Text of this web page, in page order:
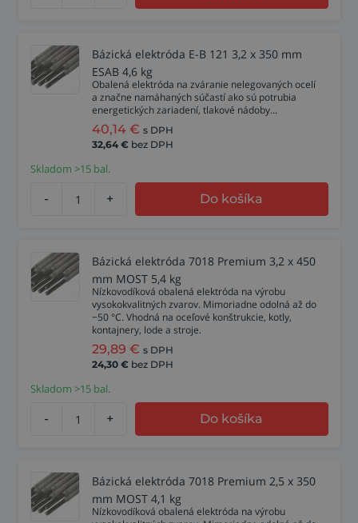
Bázická elektróda E-B 121 3,2 x 350 mm
ESAB 4,6 kg
Obalená elektróda na zváranie nelegovaných ocelí
a značne namáhaných súčastí ako sú potrubia
energetických zariadení, tlakové nádoby...
40,14 € s DPH
32,64 € bez DPH
Skladom >15 bal.
- + Do košíka
Bázická elektróda 7018 Premium 3,2 x 450
mm MOST 5,4 kg
Nízkovodíková obalená elektróda na výrobu
vysokokvalitných zvarov. Mimoriadne odolná až do
−50 °C. Vhodná na oceľové konštrukcie, kotly,
kontajnery, lode a stroje.
29,89 € s DPH
24,30 € bez DPH
Skladom >15 bal.
- + Do košíka
Bázická elektróda 7018 Premium 2,5 x 350
mm MOST 4,1 kg
Nízkovodíková obalená elektróda na výrobu